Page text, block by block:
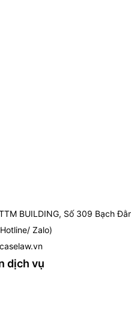
BUILDING, Số 309 Bạch
Zalo)
dịch vụ